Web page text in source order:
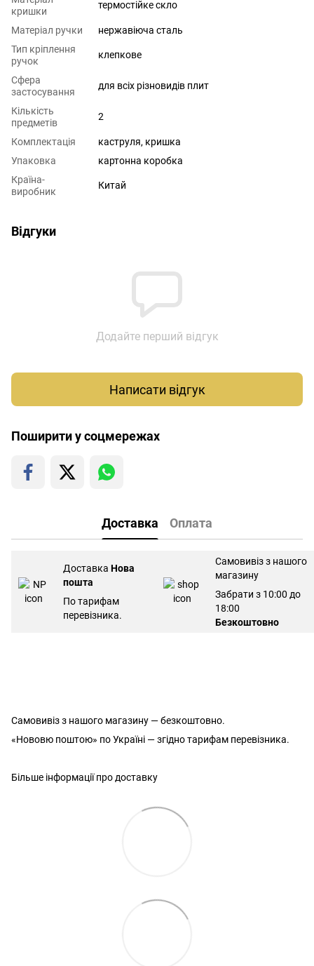
кришки
термостійке скло
Матеріал ручки
нержавіюча сталь
Тип кріплення
ручок
клепкове
Сфера
застосування
для всіх різновидів плит
Кількість
предметів
2
Комплектація
каструля, кришка
Упаковка
картонна коробка
Країна-
виробник
Китай
Відгуки
Додайте перший відгук
Написати відгук
Поширити у соцмережах
Доставка Оплата
Доставка Нова
пошта
По тарифам
перевізника.
Самовивіз з нашого
магазину
Забрати з 10:00 до
18:00
Безкоштовно
Самовивіз з нашого магазину — безкоштовно.
«Нововю поштою» по Україні — згідно тарифам перевізника.
Більше інформації про доставку